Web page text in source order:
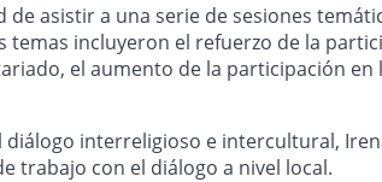
asistir a una serie de sesiones
incluyeron el refuerzo de la
el aumento de la participación en
interreligioso e intercultural,
trabajo con el diálogo a nivel local.